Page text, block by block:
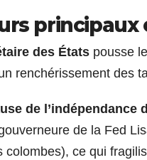
des États pousse
renchérissement des
de l’indépendance
de la Fed
colombes), ce qui